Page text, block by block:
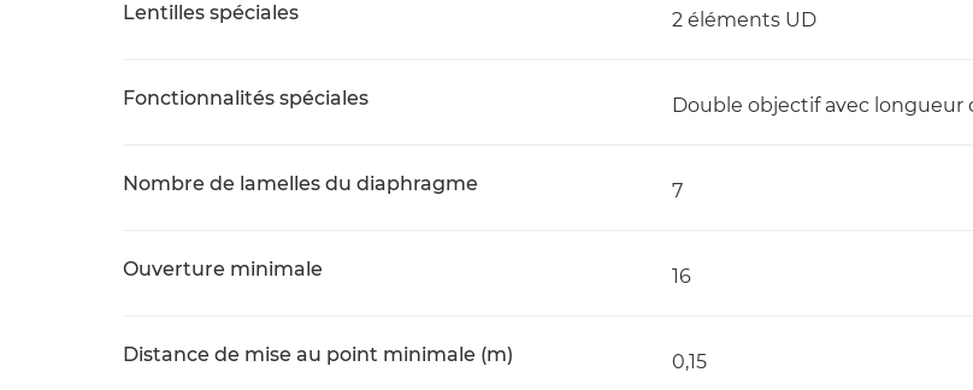
Lentilles spéciales 2 éléments UD
Fonctionnalités spéciales Double objectif avec longueur
Nombre de lamelles du diaphragme 7
Ouverture minimale 16
Distance de mise au point minimale (m) 0,15